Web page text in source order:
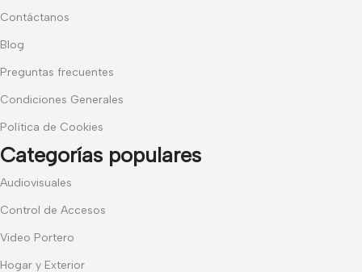
Contáctanos
Blog
Preguntas frecuentes
Condiciones Generales
Política de Cookies
Categorías populares
Audiovisuales
Control de Accesos
Video Portero
Hogar y Exterior